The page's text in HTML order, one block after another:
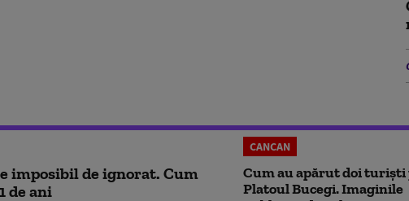
imposibil de ignorat. Cum
de ani
CANCAN
Cum au apărut doi turiști
Platoul Bucegi. Imaginile